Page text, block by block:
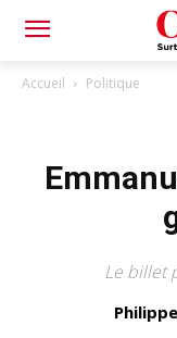
Accueil Politique
Le billet